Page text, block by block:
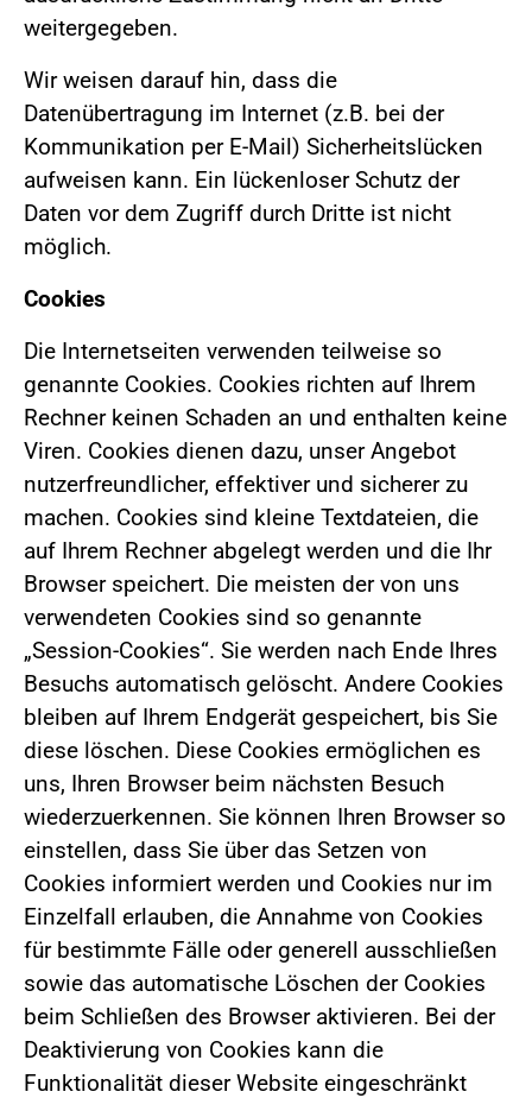
weitergegeben.
Wir weisen darauf hin, dass die
Datenübertragung im Internet (z.B. bei der
Kommunikation per E-Mail) Sicherheitslücken
aufweisen kann. Ein lückenloser Schutz der
Daten vor dem Zugriff durch Dritte ist nicht
möglich.
Cookies
Die Internetseiten verwenden teilweise so
genannte Cookies. Cookies richten auf Ihrem
Rechner keinen Schaden an und enthalten keine
Viren. Cookies dienen dazu, unser Angebot
nutzerfreundlicher, effektiver und sicherer zu
machen. Cookies sind kleine Textdateien, die
auf Ihrem Rechner abgelegt werden und die Ihr
Browser speichert. Die meisten der von uns
verwendeten Cookies sind so genannte
„Session-Cookies“. Sie werden nach Ende Ihres
Besuchs automatisch gelöscht. Andere Cookies
bleiben auf Ihrem Endgerät gespeichert, bis Sie
diese löschen. Diese Cookies ermöglichen es
uns, Ihren Browser beim nächsten Besuch
wiederzuerkennen. Sie können Ihren Browser so
einstellen, dass Sie über das Setzen von
Cookies informiert werden und Cookies nur im
Einzelfall erlauben, die Annahme von Cookies
für bestimmte Fälle oder generell ausschließen
sowie das automatische Löschen der Cookies
beim Schließen des Browser aktivieren. Bei der
Deaktivierung von Cookies kann die
Funktionalität dieser Website eingeschränkt